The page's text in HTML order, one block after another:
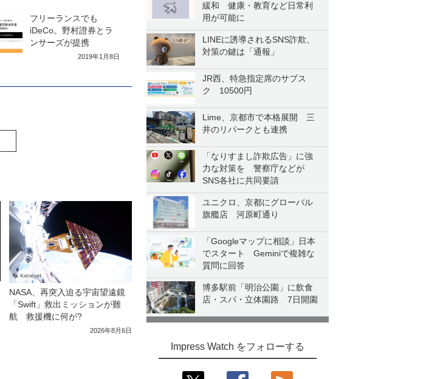
緩和 健康・教育など日常利
用が可能に
LINEに誘導されるSNS詐欺、
対策の鍵は「通報」
JR西、特急指定席のサブス
ク 10500円
Lime、京都市で本格展開 三
井のリパークとも連携
「なりすまし詐欺広告」に強
力な対策を 警察庁などが
SNS各社に共同要請
ユニクロ、京都にグローバル
旗艦店 河原町通り
「Googleマップに相談」日本
でスタート Geminiで複雑な
質問に回答
博多駅前「明治公園」に飲食
店・スパ・立体園路 7日開園
Impress Watch をフォローする
フリーランスでも
iDeCo。野村證券とラ
ンサーズが提携
2019年1月8日
NASA、再突入迫る宇宙望遠鏡
「Swift」救出ミッションが難
航 救援機に何が?
2026年8月6日